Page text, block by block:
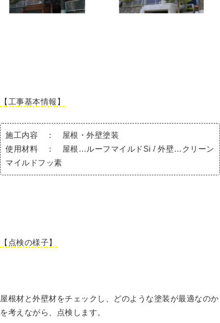
【工事基本情報】
施工内容 ： 屋根・外壁塗装
使用材料 ： 屋根…ルーフマイルドSi / 外壁…クリーン
マイルドフッ素
【点検の様子】
屋根材と外壁材をチェックし、どのような塗装が最適なのか
を考えながら、点検します。